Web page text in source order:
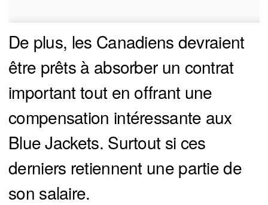
De plus, les Canadiens devraient
être prêts à absorber un contrat
important tout en offrant une
compensation intéressante aux
Blue Jackets. Surtout si ces
derniers retiennent une partie de
son salaire.